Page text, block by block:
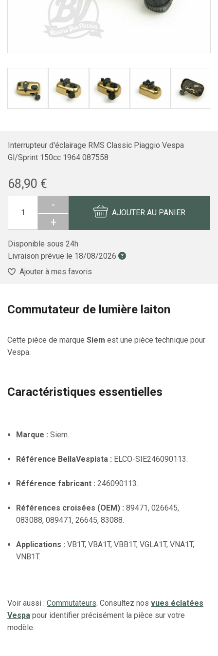
Interrupteur d'éclairage RMS Classic Piaggio Vespa
Gl/Sprint 150cc 1964 087558
68,90 €
-
+
AJOUTER AU PANIER
Disponible sous 24h
Livraison prévue le 18/08/2026
Ajouter à mes favoris
Commutateur de lumière laiton
Cette pièce de marque Siem est une pièce technique pour
Vespa.
Caractéristiques essentielles
Marque : Siem.
Référence BellaVespista : ELCO-SIE246090113.
Référence fabricant : 246090113.
Références croisées (OEM) : 89471, 026645,
083088, 089471, 26645, 83088.
Applications : VB1T, VBA1T, VBB1T, VGLA1T, VNA1T,
VNB1T.
Voir aussi : Commutateurs. Consultez nos vues éclatées
Vespa pour identifier précisément la pièce sur votre
modèle.